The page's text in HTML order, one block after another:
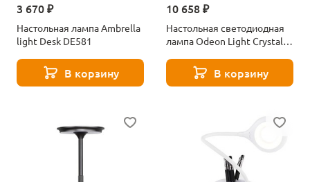
3 670 ₽
Настольная лампа Ambrella
light Desk DE581
В корзину
10 658 ₽
Настольная светодиодная
лампа Odeon Light Crystal
В корзину